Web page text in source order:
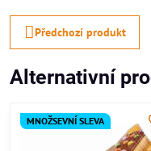
Předchozí produkt
Alternativní
MNOŽSEVNÍ SLEVA